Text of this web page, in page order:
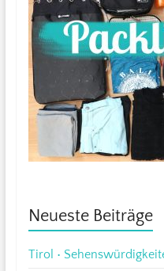
Neueste Beiträge
Tirol •